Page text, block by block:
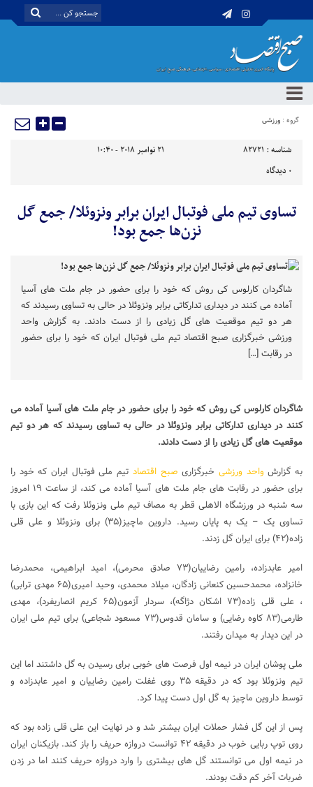
گروه : ورزشی
شناسه : 82721
21 نوامبر 2018 - 10:40
0 دیدگاه
تساوی تیم ملی فوتبال ایران برابر ونزوئلا/ جمع گل
نزن‌ها جمع بود!
شاگردان کارلوس کی روش که خود را برای حضور در جام ملت های آسیا
آماده می کنند در دیداری تدارکاتی برابر ونزوئلا در حالی به تساوی رسیدند که
هر دو تیم موقعیت های گل زیادی را از دست دادند. به گزارش واحد
ورزشی خبرگزاری صبح اقتصاد تیم ملی فوتبال ایران که خود را برای حضور
در رقابت […]
شاگردان کارلوس کی روش که خود را برای حضور در جام ملت های آسیا آماده می
کنند در دیداری تدارکاتی برابر ونزوئلا در حالی به تساوی رسیدند که هر دو تیم
موقعیت های گل زیادی را از دست دادند.
به گزارش واحد ورزشی خبرگزاری صبح اقتصاد تیم ملی فوتبال ایران که خود را
برای حضور در رقابت های جام ملت های آسیا آماده می کند، از ساعت ۱۹ امروز
سه شنبه در ورزشگاه الاهلی قطر به مصاف تیم ملی ونزوئلا رفت که این بازی با
تساوی یک – یک به پایان رسید. داروین ماچیز(۳۵) برای ونزوئلا و علی قلی
زاده(۴۲) برای ایران گل زدند.
امیر عابدزاده، رامین رضاییان(۷۳ صادق محرمی)، امید ابراهیمی، محمدرضا
خانزاده، محمدحسین کنعانی زادگان، میلاد محمدی، وحید امیری(۶۵ مهدی ترابی)
، علی قلی زاده(۷۳ اشکان دژاگه)، سردار آزمون(۶۵ کریم انصاریفرد)، مهدی
طارمی(۸۳ کاوه رضایی) و سامان قدوس(۷۳ مسعود شجاعی) برای تیم ملی ایران
در این دیدار به میدان رفتند.
ملی پوشان ایران در نیمه اول فرصت های خوبی برای رسیدن به گل داشتند اما این
تیم ونزوئلا بود که در دقیقه ۳۵ روی غفلت رامین رضاییان و امیر عابدزاده و
توسط داروین ماچیز به گل اول دست پیدا کرد.
پس از این گل فشار حملات ایران بیشتر شد و در نهایت این علی قلی زاده بود که
روی توپ ربایی خوب در دقیقه ۴۲ توانست دروازه حریف را باز کند. بازیکنان ایران
در نیمه اول می توانستند گل های بیشتری را وارد دروازه حریف کنند اما در زدن
ضربات آخر کم دقت بودند.